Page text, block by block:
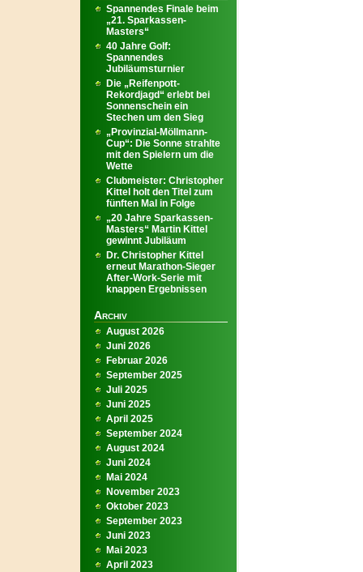
Spannendes Finale beim
„21. Sparkassen-
Masters“
40 Jahre Golf:
Spannendes
Jubiläumsturnier
Die „Reifenpott-
Rekordjagd“ erlebt bei
Sonnenschein ein
Stechen um den Sieg
„Provinzial-Möllmann-
Cup“: Die Sonne strahlte
mit den Spielern um die
Wette
Clubmeister: Christopher
Kittel holt den Titel zum
fünften Mal in Folge
„20 Jahre Sparkassen-
Masters“ Martin Kittel
gewinnt Jubiläum
Dr. Christopher Kittel
erneut Marathon-Sieger
After-Work-Serie mit
knappen Ergebnissen
Archiv
August 2026
Juni 2026
Februar 2026
September 2025
Juli 2025
Juni 2025
April 2025
September 2024
August 2024
Juni 2024
Mai 2024
November 2023
Oktober 2023
September 2023
Juni 2023
Mai 2023
April 2023